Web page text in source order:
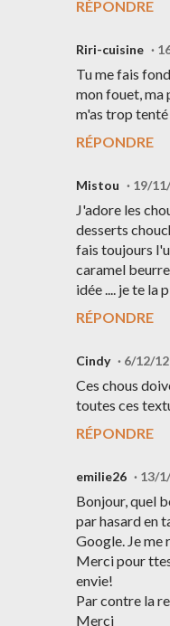
RÉPONDRE
Riri-cuisine
Tu me fais
mon fouet, ma
m'as trop
RÉPONDRE
Mistou 19/
J'adore les
desserts
fais toujours
caramel
idée .... je te la
RÉPONDRE
Cindy 6/12/12
Ces chous
toutes ces
RÉPONDRE
emilie26 13/
Bonjour, quel
par hasard en
Google. Je me
Merci pour
envie!
Par contre la
Merci